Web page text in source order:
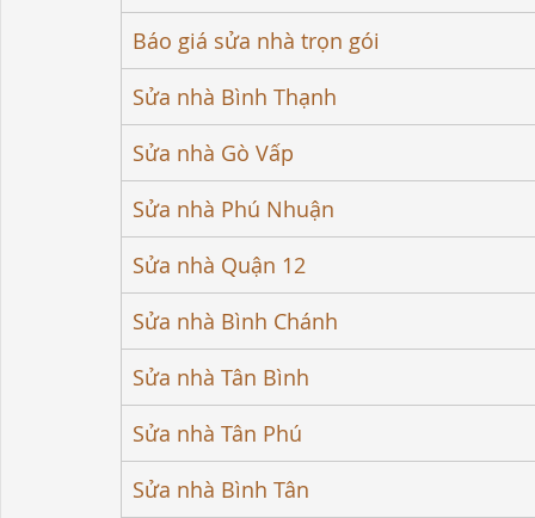
Báo giá sửa nhà trọn gói
Sửa nhà Bình Thạnh
Sửa nhà Gò Vấp
Sửa nhà Phú Nhuận
Sửa nhà Quận 12
Sửa nhà Bình Chánh
Sửa nhà Tân Bình
Sửa nhà Tân Phú
Sửa nhà Bình Tân